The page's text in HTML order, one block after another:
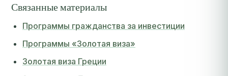
Связанные материалы
Программы гражданства за инвестиции
Программы «Золотая виза»
Золотая виза Греции